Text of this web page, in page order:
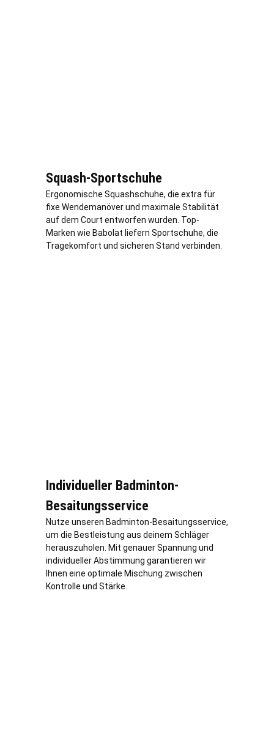
Squash-Sportschuhe
Ergonomische Squashschuhe, die extra für
fixe Wendemanöver und maximale Stabilität
auf dem Court entworfen wurden. Top-
Marken wie Babolat liefern Sportschuhe, die
Tragekomfort und sicheren Stand verbinden.
Individueller Badminton-
Besaitungsservice
Nutze unseren Badminton-Besaitungsservice,
um die Bestleistung aus deinem Schläger
herauszuholen. Mit genauer Spannung und
individueller Abstimmung garantieren wir
Ihnen eine optimale Mischung zwischen
Kontrolle und Stärke.